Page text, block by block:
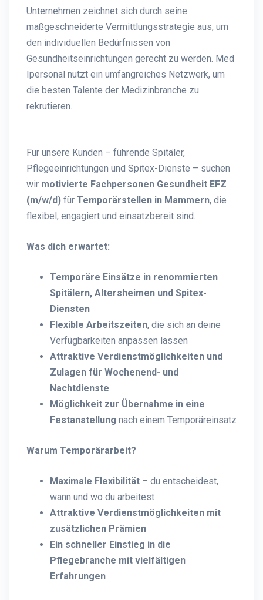
Unternehmen zeichnet sich durch seine
maßgeschneiderte Vermittlungsstrategie aus, um
den individuellen Bedürfnissen von
Gesundheitseinrichtungen gerecht zu werden. Med
Ipersonal nutzt ein umfangreiches Netzwerk, um
die besten Talente der Medizinbranche zu
rekrutieren.
Für unsere Kunden – führende Spitäler,
Pflegeeinrichtungen und Spitex-Dienste – suchen
wir motivierte Fachpersonen Gesundheit EFZ
(m/w/d) für Temporärstellen in Mammern, die
flexibel, engagiert und einsatzbereit sind.
Was dich erwartet:
Temporäre Einsätze in renommierten
Spitälern, Altersheimen und Spitex-
Diensten
Flexible Arbeitszeiten, die sich an deine
Verfügbarkeiten anpassen lassen
Attraktive Verdienstmöglichkeiten und
Zulagen für Wochenend- und
Nachtdienste
Möglichkeit zur Übernahme in eine
Festanstellung nach einem Temporäreinsatz
Warum Temporärarbeit?
Maximale Flexibilität – du entscheidest,
wann und wo du arbeitest
Attraktive Verdienstmöglichkeiten mit
zusätzlichen Prämien
Ein schneller Einstieg in die
Pflegebranche mit vielfältigen
Erfahrungen